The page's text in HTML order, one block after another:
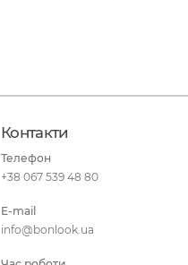
Контакти
Телефон
+38 067 539 48 80
E-mail
info@bonlook.ua